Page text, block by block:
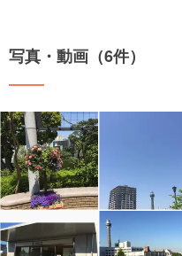
写真・動画（6件）